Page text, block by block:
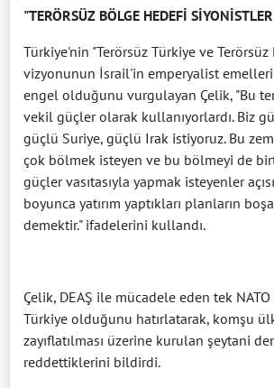
"TERÖRSÜZ BÖLGE HEDEFİ
Türkiye'nin "Terörsüz Türkiye ve Terörsüz
vizyonunun İsrail'in emperyalist
engel olduğunu vurgulayan Çelik, "Bu
vekil güçler olarak kullanıyorlardı. Biz
güçlü Suriye, güçlü Irak istiyoruz. Bu
çok bölmek isteyen ve bu bölmeyi de
güçler vasıtasıyla yapmak isteyenler
boyunca yatırım yaptıkları planların boşa
demektir." ifadelerini kullandı.
Çelik, DEAŞ ile mücadele eden tek
Türkiye olduğunu hatırlatarak, komşu
zayıflatılması üzerine kurulan şeytani
reddettiklerini bildirdi.